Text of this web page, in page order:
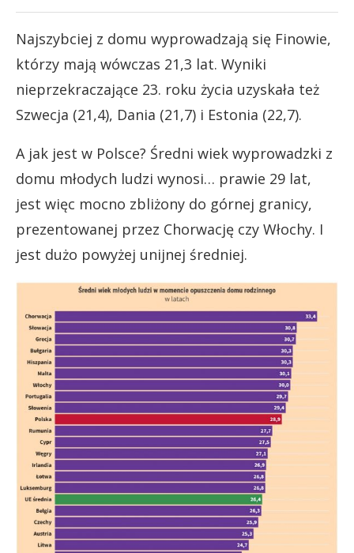
Najszybciej z domu wyprowadzają się Finowie,
którzy mają wówczas 21,3 lat. Wyniki
nieprzekraczające 23. roku życia uzyskała też
Szwecja (21,4), Dania (21,7) i Estonia (22,7).
A jak jest w Polsce? Średni wiek wyprowadzki z
domu młodych ludzi wynosi… prawie 29 lat,
jest więc mocno zbliżony do górnej granicy,
prezentowanej przez Chorwację czy Włochy. I
jest dużo powyżej unijnej średniej.